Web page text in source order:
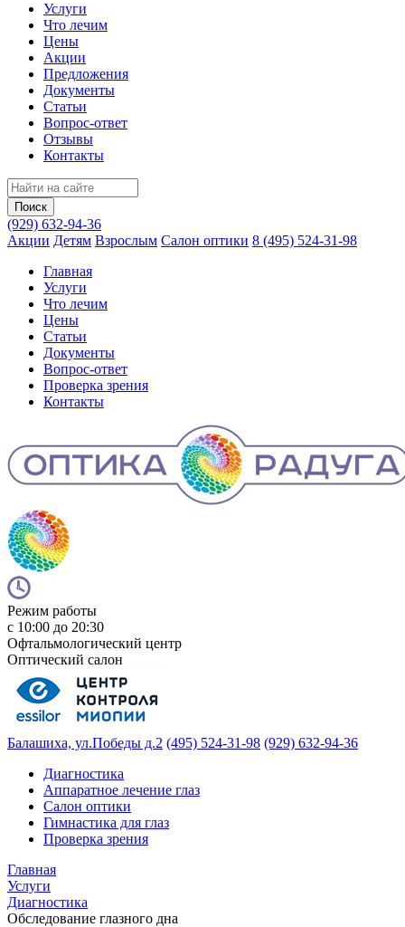
Услуги
Что лечим
Цены
Акции
Предложения
Документы
Статьи
Вопрос-ответ
Отзывы
Контакты
(929) 632-94-36
Акции Детям Взрослым Салон оптики 8 (495) 524-31-98
Главная
Услуги
Что лечим
Цены
Статьи
Документы
Вопрос‑ответ
Проверка зрения
Контакты
Режим работы
с 10:00 до 20:30
Офтальмологический центр
Оптический салон
Балашиха, ул.Победы д.2 (495) 524-31-98 (929) 632-94-36
Диагностика
Аппаратное лечение глаз
Салон оптики
Гимнастика для глаз
Проверка зрения
Главная
Услуги
Диагностика
Обследование глазного дна